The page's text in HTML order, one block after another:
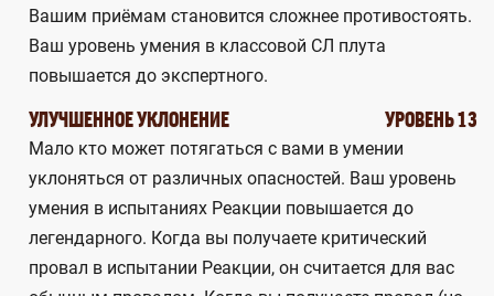
Вашим приёмам становится сложнее противостоять.
Ваш уровень умения в классовой СЛ плута
повышается до экспертного.
УЛУЧШЕННОЕ УКЛОНЕНИЕ УРОВЕНЬ 13
Мало кто может потягаться с вами в умении
уклоняться от различных опасностей. Ваш уровень
умения в испытаниях Реакции повышается до
легендарного. Когда вы получаете критический
провал в испытании Реакции, он считается для вас